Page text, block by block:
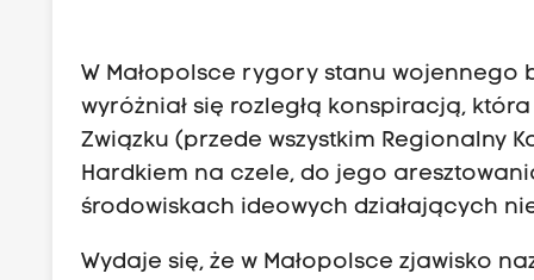
W Małopolsce rygory stanu wojennego
wyróżniał się rozległą konspiracją,
Związku (przede wszystkim Regionalny
Hardkiem na czele, do jego
środowiskach ideowych działających
Wydaje się, że w Małopolsce zjawisko